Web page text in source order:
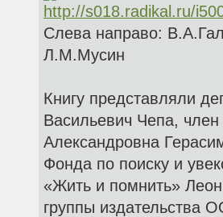
Слева направо:
Л.М.Мусин
Книгу представляли
Васильевич Чепа, член
Александровна
Фонда по поиску и
«Жить и помнить»
группы издательства